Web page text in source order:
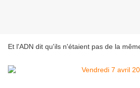
Et l'ADN dit qu'ils n'étaient pas de la